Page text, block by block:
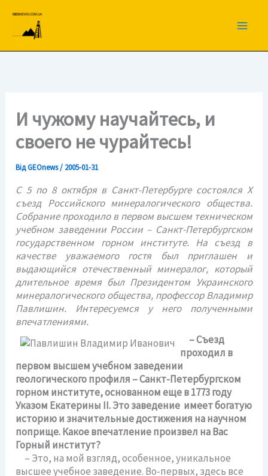
вмісту
И чужому научайтесь, и
своего не чурайтесь!
ВідGEOnews/ 2005-01-31
С 5 по 8 октября в Санкт-Петербурге состоялся Х
съезд Российского минералогического общества.
Собрание проходило в первом высшем техническом
учебном заведении России – Санкт-Петербургском
государственном горном институте. На съезд в
качестве уважаемого гостя был приглашен и
выдающийся отечественный минералог, который
длительное время был Президентом Украинского
минералогического общества, профессор Владимир
Павлишин. Интересуемся у него полученными
впечатлениями.
– Съезд
проходил в
первом высшем учебном заведении
геологического профиля – Санкт-Петербургском
горном институте, основанном еще в 1773 году
Указом Екатерины II. Это заведение имеет богатую
историю и значительные достижения на научном
поприще. Какое впечатление произвел на Вас
Горный институт?
– Это, на мой взгляд, особенное, уникальное
высшее учебное заведение. Во-первых, здесь все